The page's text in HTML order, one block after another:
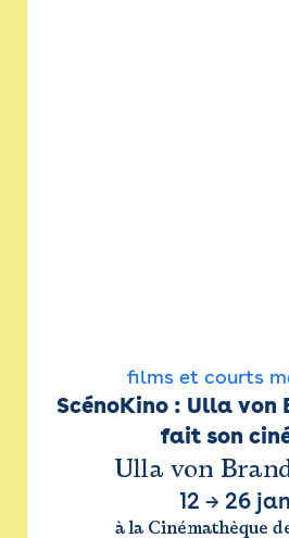
films et courts
ScénoKino : Ulla von
fait son
Ulla von
12 → 26
à la Cinémathèque